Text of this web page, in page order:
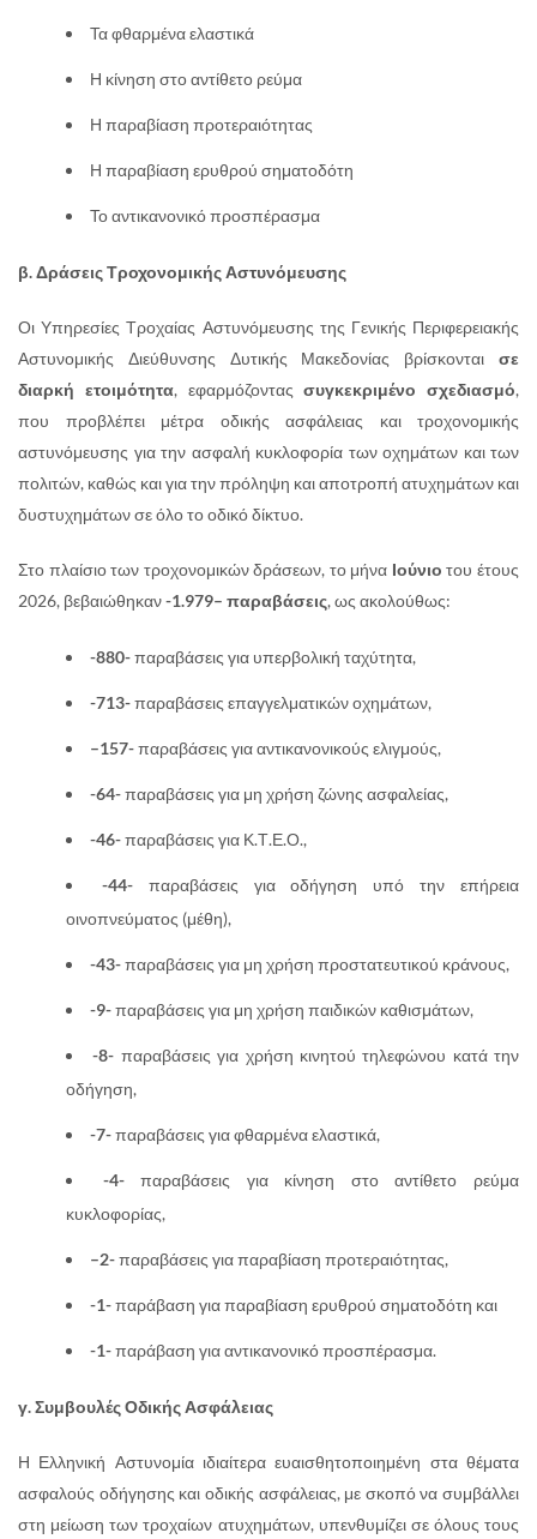
Τα φθαρμένα ελαστικά
Η κίνηση στο αντίθετο ρεύμα
Η παραβίαση προτεραιότητας
Η παραβίαση ερυθρού σηματοδότη
Το αντικανονικό προσπέρασμα
β. Δράσεις Τροχονομικής Αστυνόμευσης
Οι Υπηρεσίες Τροχαίας Αστυνόμευσης της Γενικής Περιφερειακής
Αστυνομικής Διεύθυνσης Δυτικής Μακεδονίας βρίσκονται σε
διαρκή ετοιμότητα, εφαρμόζονταςσυγκεκριμένο σχεδιασμό,
που προβλέπει μέτρα οδικής ασφάλειας και τροχονομικής
αστυνόμευσης για την ασφαλή κυκλοφορία των οχημάτων και των
πολιτών, καθώς και για την πρόληψη και αποτροπή ατυχημάτων και
δυστυχημάτων σε όλο το οδικό δίκτυο.
Στο πλαίσιο των τροχονομικών δράσεων, το μήνα Ιούνιοτου έτους
2026, βεβαιώθηκαν-1.979– παραβάσεις, ως ακολούθως:
-880-παραβάσεις για υπερβολική ταχύτητα,
-713-παραβάσεις επαγγελματικών οχημάτων,
–157-παραβάσεις για αντικανονικούς ελιγμούς,
-64-παραβάσεις για μη χρήση ζώνης ασφαλείας,
-46-παραβάσεις για Κ.Τ.Ε.Ο.,
-44- παραβάσεις για οδήγηση υπό την επήρεια
οινοπνεύματος (μέθη),
-43-παραβάσεις για μη χρήση προστατευτικού κράνους,
-9-παραβάσεις για μη χρήση παιδικών καθισμάτων,
-8- παραβάσεις για χρήση κινητού τηλεφώνου κατά την
οδήγηση,
-7-παραβάσεις για φθαρμένα ελαστικά,
-4-παραβάσεις για κίνηση στο αντίθετο ρεύμα
κυκλοφορίας,
–2-παραβάσεις για παραβίαση προτεραιότητας,
-1-παράβαση για παραβίαση ερυθρού σηματοδότη και
-1-παράβαση για αντικανονικό προσπέρασμα.
γ. Συμβουλές Οδικής Ασφάλειας
Η Ελληνική Αστυνομία ιδιαίτερα ευαισθητοποιημένη στα θέματα
ασφαλούς οδήγησης και οδικής ασφάλειας, με σκοπό να συμβάλλει
στη μείωση των τροχαίων ατυχημάτων, υπενθυμίζει σε όλους τους